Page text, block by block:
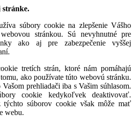
stránke.
súbory cookie na zlepšenie Vášho
stránkou. Sú nevyhnutné pre
ako aj pre zabezpečenie vyššej
tretích strán, ktoré nám pomáhajú
ako používate túto webovú stránku.
prehliadači iba s Vašim súhlasom.
cookie kedykoľvek deaktivovať.
týchto súborov cookie však môže mať
webu.